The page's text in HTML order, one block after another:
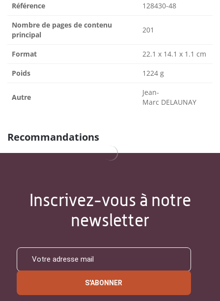
Référence 128430-48
Nombre de pages de contenu
principal
201
Format 22.1 x 14.1 x 1.1 cm
Poids 1224 g
Autre
Jean-
Marc DELAUNAY
Recommandations
Inscrivez-vous à notre
newsletter
S'ABONNER